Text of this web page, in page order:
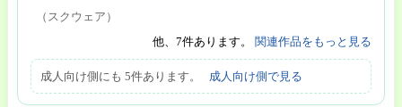
（スクウェア）
他、7件あります。 関連作品をもっと見る
成人向け側にも 5件あります。 成人向け側で見る